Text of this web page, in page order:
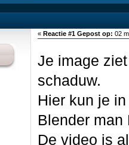
«Reactie #1 Gepost op: 02
Je image
schaduw.
Hier kun je
Blender man
De video is